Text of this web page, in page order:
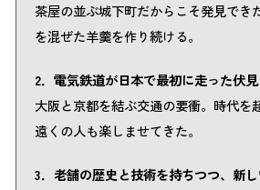
アクションリスト
茶屋の並ぶ城下町だからこそ発見でき
を混ぜた羊羹を作り続ける。
2．電気鉄道が日本で最初に走った伏見
大阪と京都を結ぶ交通の要衝。時代を
遠くの人も楽しませてきた。
3．老舗の歴史と技術を持ちつつ、新